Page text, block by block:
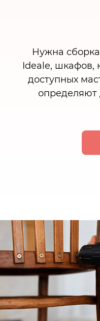
Нужна
Ideale, шкафов,
доступных
определяют